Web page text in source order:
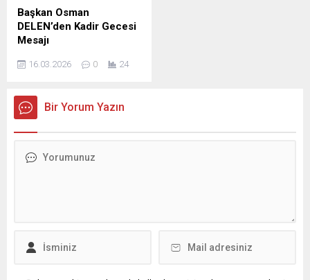
güçlendiğini belirterek,
bayramların ise bu güzel
değerlerin toplumun her
kesimine yayıldığı müstesna
zamanlar olduğunu ifade
Başkan Osman
DELEN’den Kadir Gecesi
Mesajı
Kurulu Başkanı ve
Osman Delen, mübarek
Kadir Gecesi dolayısıyla bir
Gecesi’nin İslam âlemi için
Delen mesajında şu
16.03.2026 0 24
Bir Yorum Yazın